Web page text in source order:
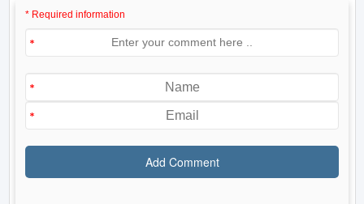
* Required information